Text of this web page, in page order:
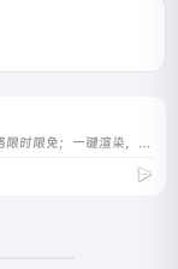
网易天音2022全新AI创作平台正式上线，海量风格限时限免；一键渲染，点亮你的音乐天赋！